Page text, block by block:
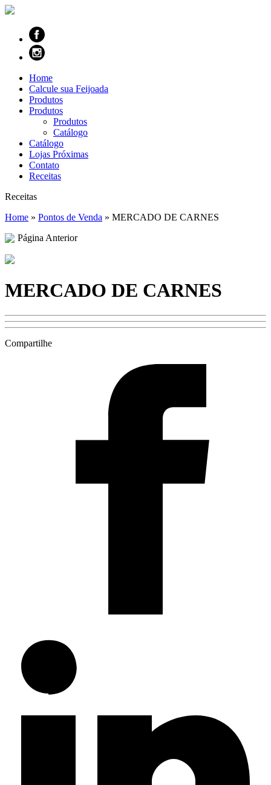
Home
Calcule sua Feijoada
Produtos
Produtos
Produtos
Catálogo
Catálogo
Lojas Próximas
Contato
Receitas
Receitas
Home » Pontos de Venda » MERCADO DE CARNES
Página Anterior
MERCADO DE CARNES
Compartilhe